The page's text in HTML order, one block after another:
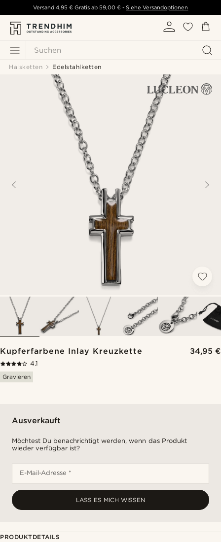
Suchen
Versand 4,95 € Gratis ab59,00 € - Siehe Versandoptionen
Halsketten Edelstahlketten
Kupferfarbene Inlay Kreuzkette 34,95 €
4.1
Gravieren
Ausverkauft
Möchtest Du benachrichtigt werden, wenn das Produkt
wieder verfügbar ist?
E-Mail-Adresse *
LASS ES MICH WISSEN
PRODUKTDETAILS